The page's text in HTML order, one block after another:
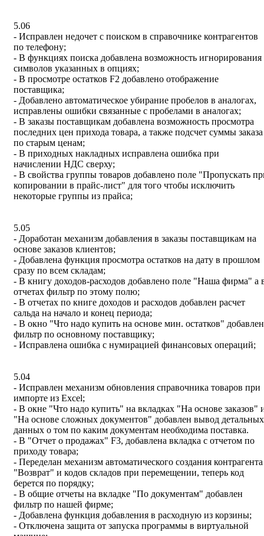
5.06
- Исправлен недочет с поиском в справочнике контрагентов
по телефону;
- В функциях поиска добавлена возможность игнорирования
символов указанных в опциях;
- В просмотре остатков F2 добавлено отображение
поставщика;
- Добавлено автоматическое убирание пробелов в аналогах,
исправлены ошибки связанные с пробелами в аналогах;
- В заказы поставщикам добавлена возможность просмотра
последних цен прихода товара, а также подсчет суммы заказа
по старым ценам;
- В приходных накладных исправлена ошибка при
начислении НДС сверху;
- В свойства группы товаров добавлено поле "Пропускать
копировании в прайс-лист" для того чтобы исключить
некоторые группы из прайса;
5.05
- Доработан механизм добавления в заказы поставщикам на
основе заказов клиентов;
- Добавлена функция просмотра остатков на дату в прошлом
сразу по всем складам;
- В книгу доходов-расходов добавлено поле "Наша фирма" а
отчетах фильтр по этому полю;
- В отчетах по книге доходов и расходов добавлен расчет
сальда на начало и конец периода;
- В окно "Что надо купить на основе мин. остатков" добавлен
фильтр по основному поставщику;
- Исправлена ошибка с нумирацией финансовых операций;
5.04
- Исправлен механизм обновления справочника товаров при
импорте из Excel;
- В окне "Что надо купить" на вкладках "На основе заказов"
"На основе сложных документов" добавлен вывод детальных
данных о том по каким документам необходима поставка.
- В "Отчет о продажах" F3, добавлена вкладка с отчетом по
приходу товара;
- Переделан механизм автоматического создания контрагента
"Возврат" и кодов складов при перемещении, теперь код
берется по порядку;
- В общие отчеты на вкладке "По документам" добавлен
фильтр по нашей фирме;
- Добавлена функция добавления в расходную из корзины;
- Отключена защита от запуска программы в виртуальной